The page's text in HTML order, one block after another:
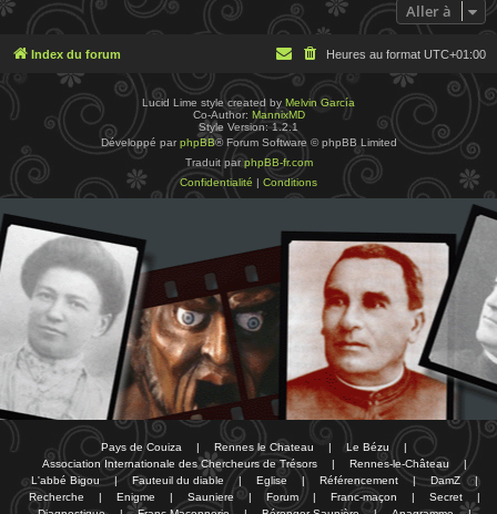
Aller à
Index du forum Heures au format UTC+01:00
Lucid Lime style created by Melvin García
Co-Author: MannixMD
Style Version: 1.2.1
Développé par phpBB® Forum Software © phpBB Limited
Traduit par phpBB-fr.com
Confidentialité | Conditions
Pays de Couiza | Rennes le Chateau | Le Bézu
|
Association Internationale des Chercheurs de Trésors
| Rennes-le-Château
|
L'abbé Bigou
| Fauteuil du diable | Eglise | Référencement | DamZ
|
Recherche
| Enigme | Sauniere | Forum | Franc-maçon | Secret
|